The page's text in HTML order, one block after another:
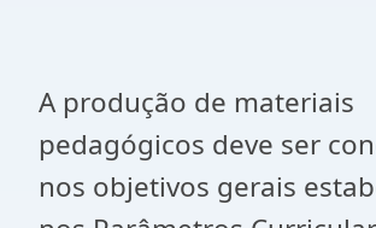
A produção de materiais
pedagógicos deve ser
nos objetivos gerais